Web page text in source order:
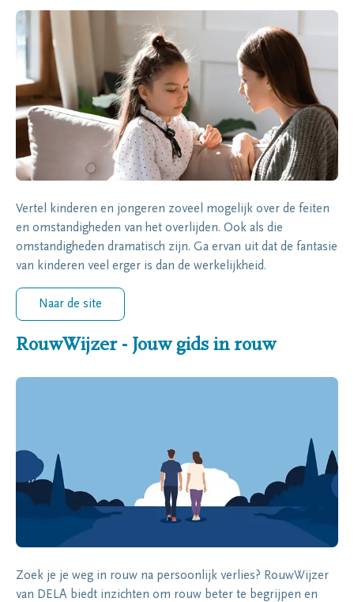
Vertel kinderen en jongeren zoveel mogelijk over de feiten
en omstandigheden van het overlijden. Ook als die
omstandigheden dramatisch zijn. Ga ervan uit dat de fantasie
van kinderen veel erger is dan de werkelijkheid.
Naar de site
RouwWijzer - Jouw gids in rouw
Zoek je je weg in rouw na persoonlijk verlies? RouwWijzer
van DELA biedt inzichten om rouw beter te begrijpen en